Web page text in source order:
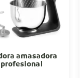
amasadora